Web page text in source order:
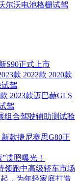
尔沃电池格栅试驾
S90正式上市
款 2022款 2020款
驾
2023款迈巴赫GLS
驾
组合驾驶辅助测试验
款捷尼赛思G80正
谍照曝光！
领跑中高级轿车市场
，为年轻家庭打造